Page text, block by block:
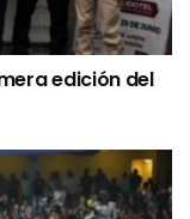
edición del